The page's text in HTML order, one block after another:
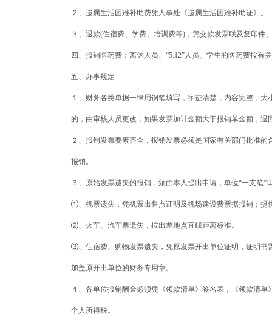
２、遗属生活困难补助费凭人事处《遗属生活困难补助证》。
３、退款(住宿费、学费、培训费等)，凭交款发票联及复印
四、报销医药费：离休人员、“5.12”人员、学生的医药费按有
五、办事规定
１、财务各类单据一律用钢笔填写，字迹清楚，内容完整，
的，由审核人员更改；如果发票加计金额大于报销单金额，退
２、报销发票要素齐全，报销发票必须是国家有关部门批准
报销。
３、原始发票遗失的报销，须由本人提出申请，单位“一支笔”
⑴、机票遗失，凭机票出售点证明及机场建设费票据报销；提
⑵、火车、汽车票遗失，按出差地点直线距离标准。
⑶、住宿费、购物发票遗失，凭原发票开出单位证明，证明书
加盖原开出单位的财务专用章。
４、各单位报销酬金必须凭《领款清单》签名表，《领款清
个人所得税。